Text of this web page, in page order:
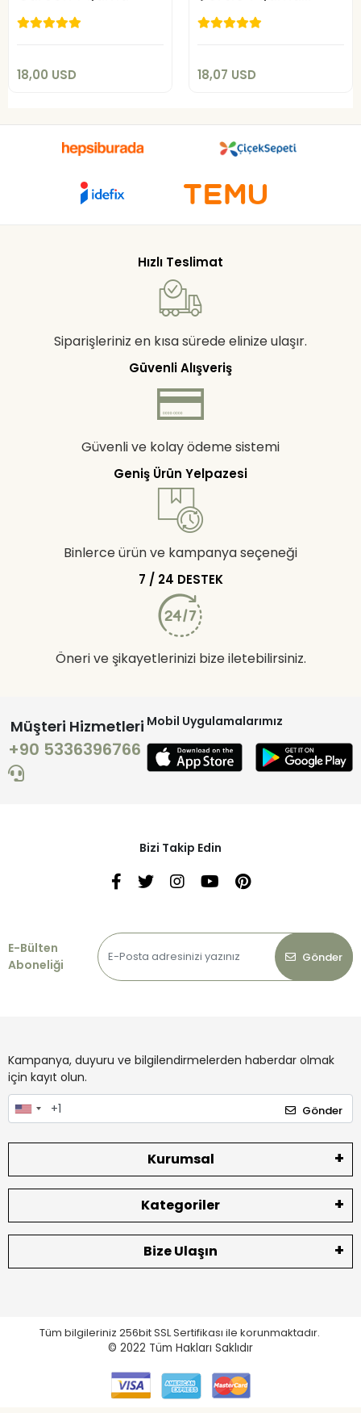
18,00 USD
18,00 USD
Takımı 7630
18,07 USD
18,07 USD
Hızlı Teslimat
Siparişleriniz en kısa sürede elinize ulaşır.
Güvenli Alışveriş
Güvenli ve kolay ödeme sistemi
Geniş Ürün Yelpazesi
Binlerce ürün ve kampanya seçeneği
7 / 24 DESTEK
Öneri ve şikayetlerinizi bize iletebilirsiniz.
Müşteri Hizmetleri
+90 5336396766
Mobil Uygulamalarımız
Bizi Takip Edin
E-Bülten
Aboneliği
Gönder
Kampanya, duyuru ve bilgilendirmelerden haberdar olmak
için kayıt olun.
Gönder
Kurumsal
Kategoriler
Bize Ulaşın
Tüm bilgileriniz 256bit SSL Sertifikası ile korunmaktadır.
© 2022 Tüm Hakları Saklıdır